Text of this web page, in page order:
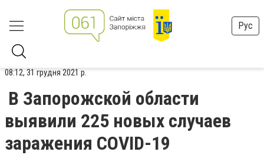
Рус
08:12, 31 грудня 2021 р.
В Запорожской области
выявили 225 новых случаев
заражения COVID-19